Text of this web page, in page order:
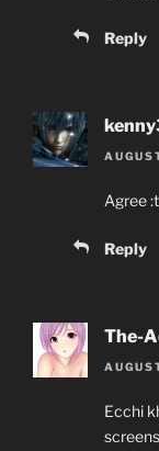
Reply
Agree
Reply
The-
Ecchi